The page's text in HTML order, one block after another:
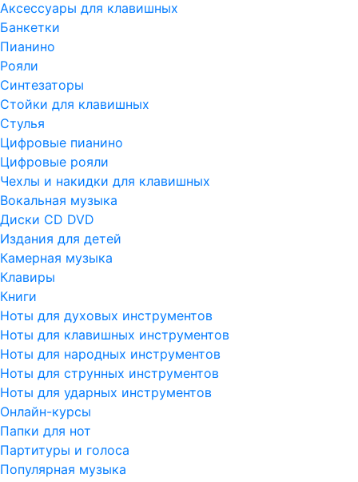
Аксессуары для клавишных
Банкетки
Пианино
Рояли
Синтезаторы
Стойки для клавишных
Стулья
Цифровые пианино
Цифровые рояли
Чехлы и накидки для клавишных
Вокальная музыка
Диски CD DVD
Издания для детей
Камерная музыка
Клавиры
Книги
Ноты для духовых инструментов
Ноты для клавишных инструментов
Ноты для народных инструментов
Ноты для струнных инструментов
Ноты для ударных инструментов
Онлайн-курсы
Папки для нот
Партитуры и голоса
Популярная музыка